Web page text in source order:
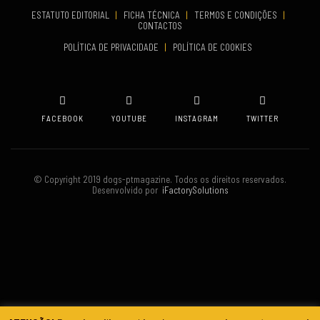
ESTATUTO EDITORIAL | FICHA TÉCNICA | TERMOS E CONDIÇÕES
|
CONTACTOS
POLÍTICA DE PRIVACIDADE
| POLÍTICA DE COOKIES
FACEBOOK YOUTUBE INSTAGRAM TWITTER
© Copyright 2019 dogs-ptmagazine. Todos os direitos reservados.
Desenvolvido poriFactorySolutions